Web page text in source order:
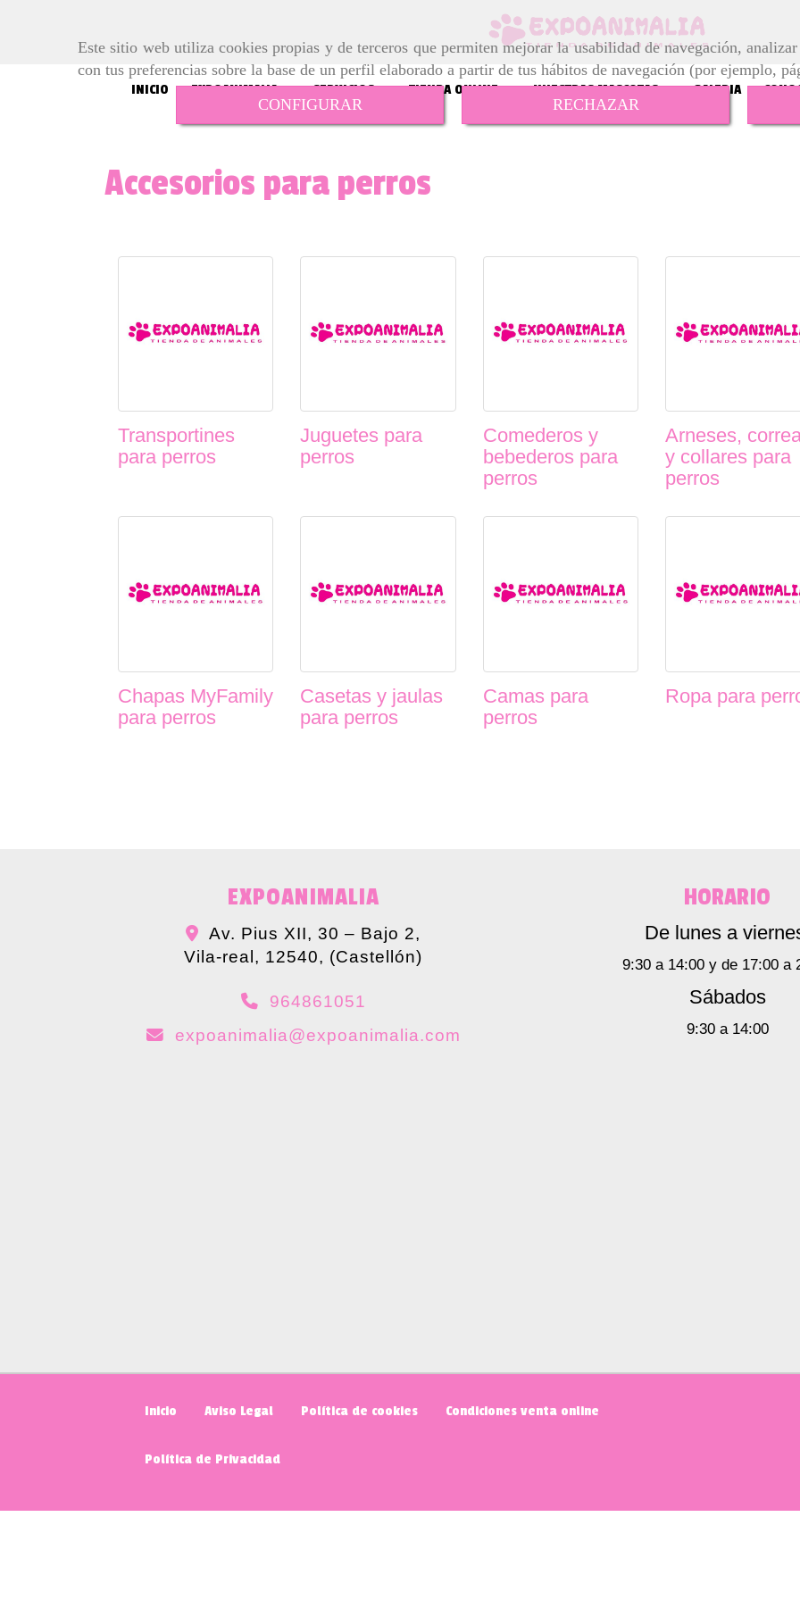
Este sitio web utiliza cookies propias y de terceros que permiten mejorar la usabilidad de navegación,
con tus preferencias sobre la base de un perfil elaborado a partir de tus hábitos de navegación (por ejemplo,
CONFIGURAR
RECHAZAR
INICIO EXPOANIMALIA SERVICIOS TIENDA ONLINE NUESTRAS MASCOTAS GALERIA
Accesorios para perros
Transportines
para perros
Juguetes para
perros
Comederos y
bebederos para
perros
Arneses,
y collares para
perros
Chapas MyFamily
para perros
Casetas y jaulas
para perros
Camas para
perros
Ropa para
EXPOANIMALIA
Av. Pius XII, 30 – Bajo 2,
Vila-real, 12540, (Castellón)
964861051
expoanimalia
expoanimalia.com
HORARIO
De lunes a
9:30 a 14:00 y de 17:00 a
Sábados
9:30 a 14:00
Inicio Aviso Legal Política de cookies Condiciones venta online
Política de Privacidad